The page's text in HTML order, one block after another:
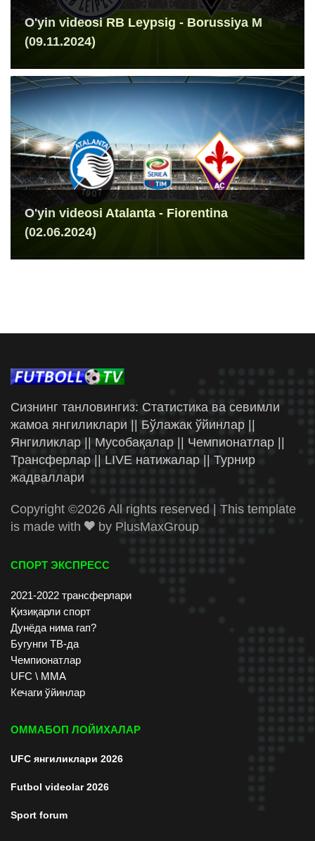
O'yin videosi RB Leypsig - Borussiya M
(09.11.2024)
O'yin videosi Atalanta - Fiorentina
(02.06.2024)
Сизнинг танловингиз: Статистика ва севимли
жамоа янгиликлари || Бўлажак ўйинлар ||
Янгиликлар || Мусобақалар || Чемпионатлар ||
Трансферлар || LIVE натижалар || Турнир
жадваллари
Copyright ©2026 All rights reserved | This template
is made with
by PlusMaxGroup
СПОРТ ЭКСПРЕСС
2021-2022 трансферлари
Қизиқарли спорт
Дунёда нима гап?
Бугунги ТВ-да
Чемпионатлар
UFC \ ММА
Кечаги ўйинлар
ОММАБОП ЛОЙИХАЛАР
UFC янгиликлари 2026
Futbol videolar 2026
Sport forum